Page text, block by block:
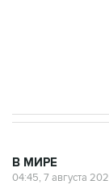
В МИРЕ
04:45, 7 августа